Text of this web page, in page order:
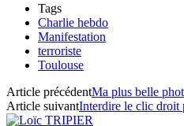
Tags
Charlie hebdo
Manifestation
terroriste
Toulouse
Article précédentMa plus belle
Article suivantInterdire le clic droit